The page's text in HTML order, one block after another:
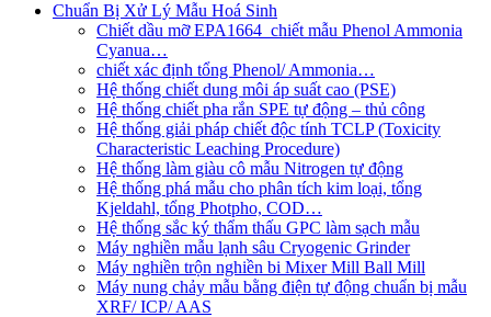
Chuẩn Bị Xử Lý Mẫu Hoá Sinh
Chiết dầu mỡ EPA1664_chiết mẫu Phenol Ammonia
Cyanua…
chiết xác định tổng Phenol/ Ammonia…
Hệ thống chiết dung môi áp suất cao (PSE)
Hệ thống chiết pha rắn SPE tự động – thủ công
Hệ thống giải pháp chiết độc tính TCLP (Toxicity
Characteristic Leaching Procedure)
Hệ thống làm giàu cô mẫu Nitrogen tự động
Hệ thống phá mẫu cho phân tích kim loại, tổng
Kjeldahl, tổng Photpho, COD…
Hệ thống sắc ký thẩm thấu GPC làm sạch mẫu
Máy nghiền mẫu lạnh sâu Cryogenic Grinder
Máy nghiền trộn nghiền bi Mixer Mill Ball Mill
Máy nung chảy mẫu bằng điện tự động chuẩn bị mẫu
XRF/ ICP/ AAS